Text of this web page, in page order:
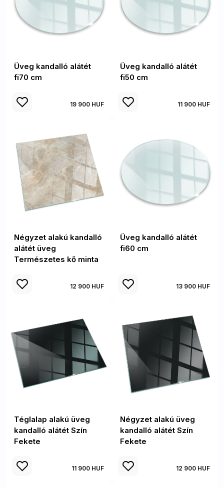
Üveg kandalló alátét
fi70 cm
19 900 HUF
Üveg kandalló alátét
fi50 cm
11 900 HUF
Négyzet alakú kandalló
alátét üveg
Természetes kő minta
12 900 HUF
Üveg kandalló alátét
fi60 cm
13 900 HUF
Téglalap alakú üveg
kandalló alátét Szín
Fekete
11 900 HUF
Négyzet alakú üveg
kandalló alátét Szín
Fekete
12 900 HUF